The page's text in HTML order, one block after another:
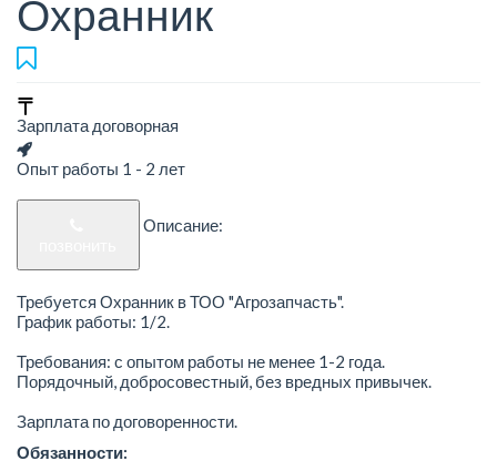
Охранник
Зарплата договорная
Опыт работы 1 - 2 лет
Описание:
Требуется Охранник в ТОО "Агрозапчасть".
График работы: 1/2.
Требования: с опытом работы не менее 1-2 года.
Порядочный, добросовестный, без вредных привычек.
Зарплата по договоренности.
Обязанности: